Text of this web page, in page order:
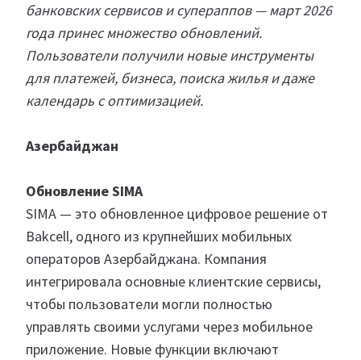
банковских сервисов и супераппов — март 2026
года принес множество обновлений.
Пользователи получили новые инструменты
для платежей, бизнеса, поиска жилья и даже
календарь с оптимизацией.
Азербайджан
Обновление SIMA
SIMA — это обновленное цифровое решение от
Bakcell, одного из крупнейших мобильных
операторов Азербайджана. Компания
интегрировала основные клиентские сервисы,
чтобы пользователи могли полностью
управлять своими услугами через мобильное
приложение. Новые функции включают